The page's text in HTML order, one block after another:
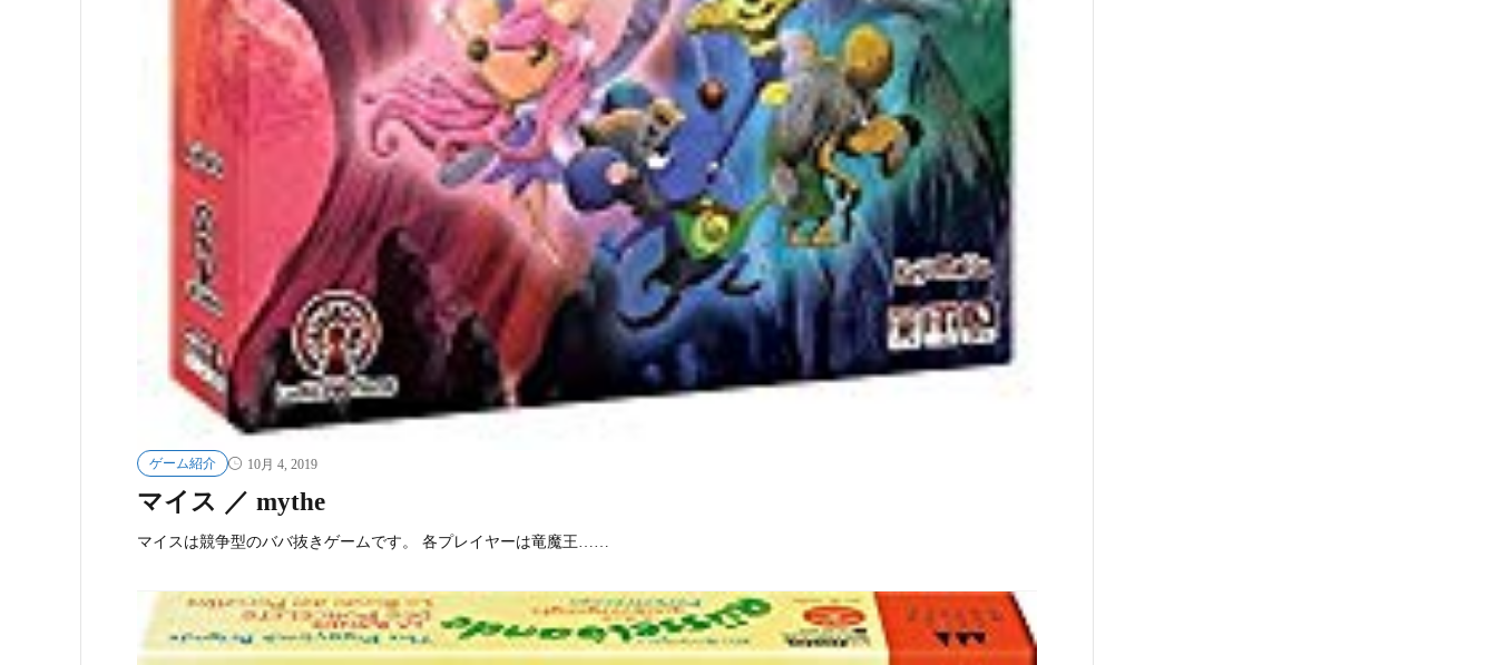
ゲーム紹介 10月 4, 2019
マイス ／ mythe
マイスは競争型のババ抜きゲームです。 各プレイヤーは竜魔王……